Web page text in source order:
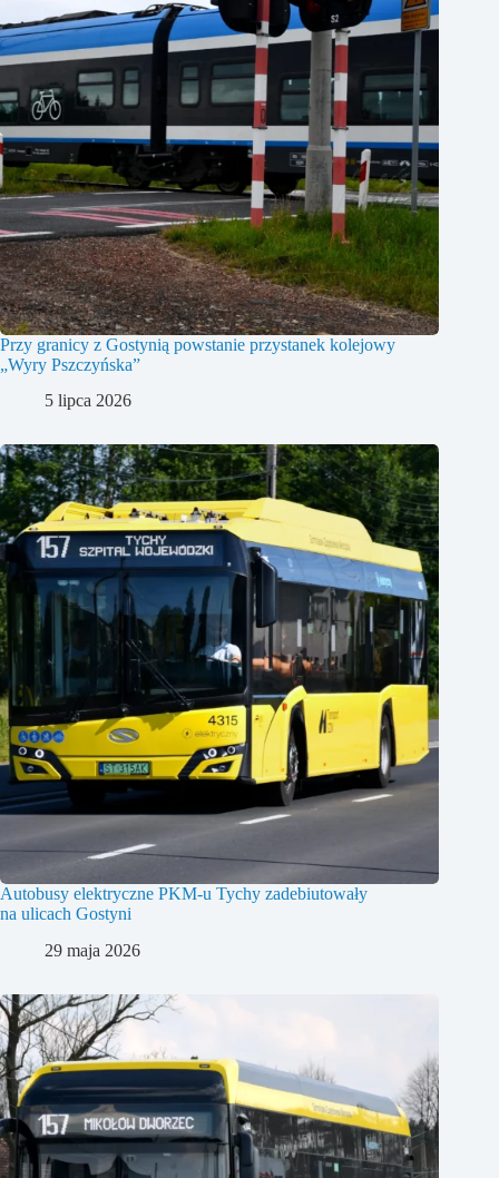
Przy granicy z Gostynią powstanie przystanek kolejowy
„Wyry Pszczyńska”
5 lipca 2026
Autobusy elektryczne PKM-u Tychy zadebiutowały
na ulicach Gostyni
29 maja 2026